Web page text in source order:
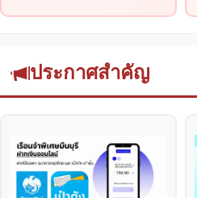
ประกาศสำคัญ